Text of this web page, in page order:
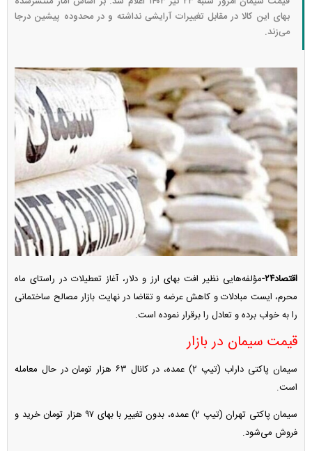
بهای این کالا در مقابل تغییرات آرایشی نداشته و در محدوده پیشین درجا
می‌زند.
اقتصاد۲۴-
مؤلفه‌هایی نظیر افت بهای ارز و دلار، آغاز تعطیلات در راستای ماه
محرم، ایست مبادلات و کاهش عرضه و تقاضا در نهایت بازار مصالح ساختمانی
را به خواب برده و تعادل را برقرار نموده است.
قیمت سیمان در بازار
سیمان پاکتی داراب (تیپ ۲) عمده، در کانال ۶۳ هزار تومان در حال معامله
است.
سیمان پاکتی تهران (تیپ ۲) عمده، بدون تغییر با بهای ۹۷ هزار تومان خرید و
فروش می‌شود.